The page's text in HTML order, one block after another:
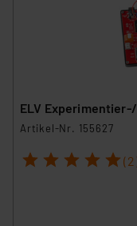
ELV
Artikel-Nr. 155627
1 2 3 4 5